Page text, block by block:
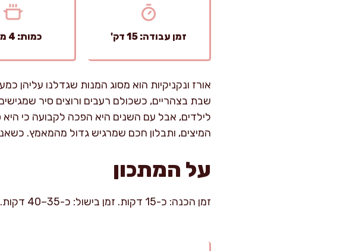
זמן עבודה: 15 דק' כמות: 4 מנות
אורז ונקניקיות הוא מסוג המנות שגדלנו עליהן
שבת בצהריים, כשכולם רעבים ורוצים סיר
לילדים, אבל עם השנים היא הפכה לקבועה כי היא
המיצים, ותבלון חכם שמרגיש גדול מהמאמץ.
על המתכון
זמן הכנה: כ-15 דקות. זמן בישול: כ-35–40 דקות. רמת קושי: בינוני. כמות: 4 סועדים (או 5–6 אם מגישים עם סלט ותוספת).